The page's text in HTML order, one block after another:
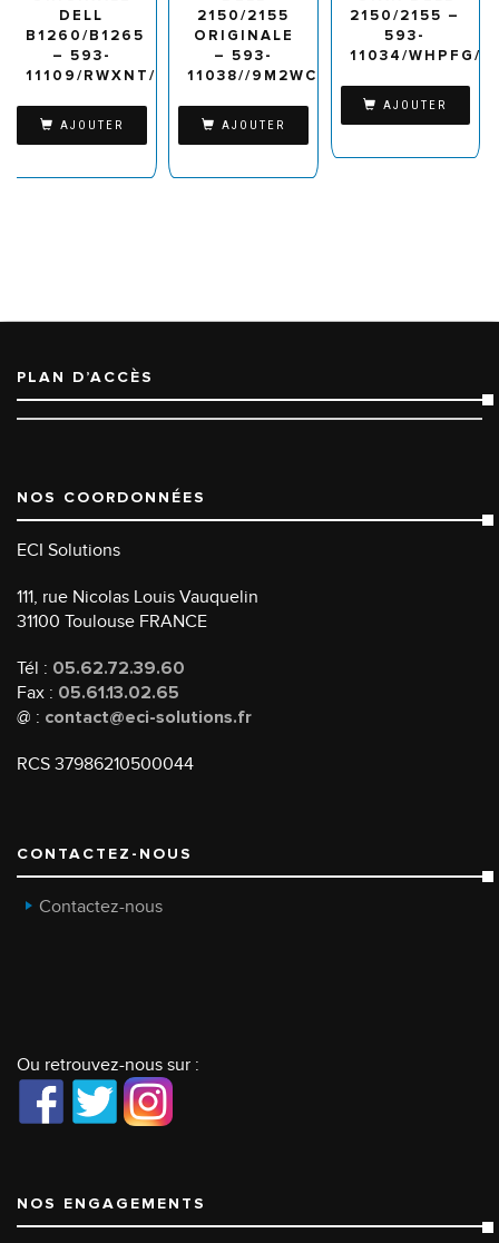
DELL
B1260/B1265
– 593-
11109/RWXNT/DRYXV
AJOUTER
2150/2155
ORIGINALE
– 593-
11038//9M2WC/D6FXJ
AJOUTER
2150/2155 –
593-
11034/WHPFG/
AJOUTER
PLAN D’ACCÈS
NOS COORDONNÉES
ECI Solutions
111, rue Nicolas Louis Vauquelin
31100 Toulouse FRANCE
Tél : 05.62.72.39.60
Fax : 05.61.13.02.65
@ : contact@eci-solutions.fr
RCS 37986210500044
CONTACTEZ-NOUS
Contactez-nous
Ou retrouvez-nous sur :
NOS ENGAGEMENTS